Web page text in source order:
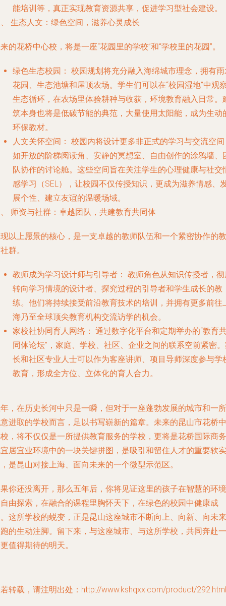
能培训等，真正实现教育资源共享，促进学习型社会建设。
生态人文：绿色空间，滋养心灵成长
的花桥中心校，将是一座“花园里的学校”和“学校里的花园”。
绿色生态校园： 校园规划将充分融入海绵城市理念，拥有
花园、生态池塘和屋顶农场。学生们可以在“校园湿地”中观
生态循环，在农场里体验耕种与收获，环境教育融入日常。
筑本身也将是低碳节能的典范，大量使用太阳能，成为生动
环保教材。
人文关怀空间： 校园内将设计更多非正式的学习与交流空
如开放的阶梯阅读角、安静的冥想室、自由创作的涂鸦墙、
队协作的讨论舱。这些空间旨在关注学生的心理健康与社交
感学习（SEL），让校园不仅传授知识，更成为滋养情感、
展个性、建立友谊的温暖场域。
师资与社群：卓越团队，共建教育共同体
以上愿景的核心，是一支卓越的教师队伍和一个紧密协作的教
群。
教师成为学习设计师与引导者： 教师角色从知识传授者，
转向学习情境的设计者、探究过程的引导者和学生成长的教
练。他们将持续接受前沿教育技术的培训，并拥有更多前往
海乃至全球顶尖教育机构交流访学的机会。
家校社协同育人网络： 通过数字化平台和定期举办的“教育
同体论坛”，家庭、学校、社区、企业之间的联系空前紧密
长和社区专业人士可以作为客座讲师、项目导师深度参与学
教育，形成全方位、立体化的育人合力。
，在历史长河中只是一瞬，但对于一座蓬勃发展的城市和一所
进取的学校而言，足以书写崭新的篇章。未来的昆山市花桥中
，将不仅仅是一所提供教育服务的学校，更将是花桥国际商务
居宜业环境中的一块关键拼图，是吸引和留住人才的重要软实
是昆山对接上海、面向未来的一个微型示范区。
你还没离开，那么五年后，你将见证这里的孩子在智慧的环境
由探索，在融合的课程里胸怀天下，在绿色的校园中健康成
这所学校的蜕变，正是昆山这座城市不断向上、向新、向未来
的生动注脚。留下来，与这座城市、与这所学校，共同奔赴一
值得期待的明天。
转载，请注明出处：http://www.kshqxx.com/product/292.html